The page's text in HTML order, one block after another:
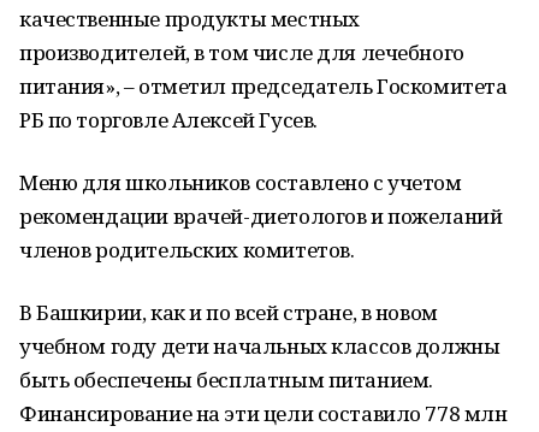
качественные продукты местных
производителей, в том числе для лечебного
питания», – отметил председатель Госкомитета
РБ по торговле Алексей Гусев.
Меню для школьников составлено с учетом
рекомендации врачей-диетологов и пожеланий
членов родительских комитетов.
В Башкирии, как и по всей стране, в новом
учебном году дети начальных классов должны
быть обеспечены бесплатным питанием.
Финансирование на эти цели составило 778 млн